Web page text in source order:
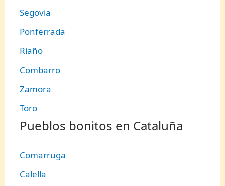
Segovia
Ponferrada
Riaño
Combarro
Zamora
Toro
Pueblos bonitos en Cataluña
Comarruga
Calella